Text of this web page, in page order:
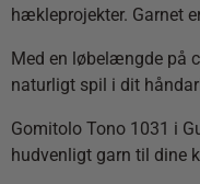
hækleprojekter. Garnet
Med en løbelængde på
naturligt spil i dit
Gomitolo Tono 1031 i
hudvenligt garn til dine